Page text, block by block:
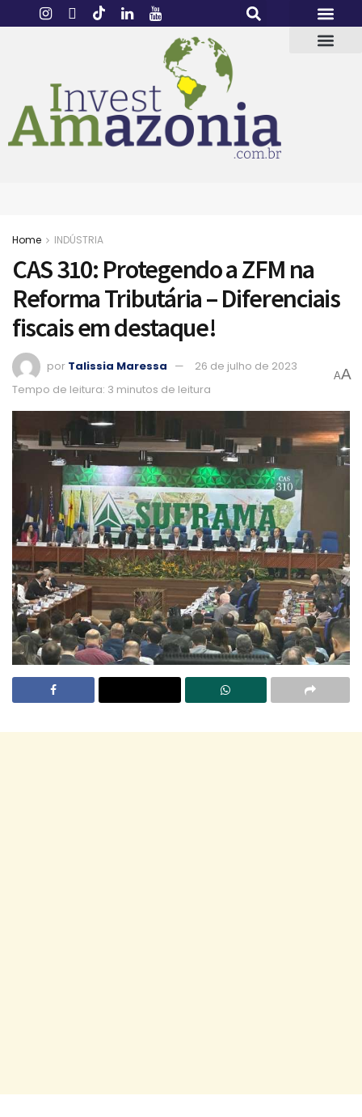
Home INDÚSTRIA
CAS 310: Protegendo a ZFM na
Reforma Tributária – Diferenciais
fiscais em destaque!
por Talissia Maressa
26 de julho de 2023
Tempo de leitura: 3 minutos de leitura
AA